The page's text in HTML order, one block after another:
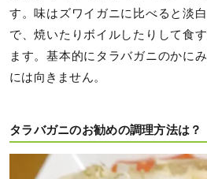
す。味はズワイガニに比べると淡
で、焼いたりボイルしたりして食
ます。基本的にタラバガニのかに
には向きません。
タラバガニのお勧めの調理方法は？